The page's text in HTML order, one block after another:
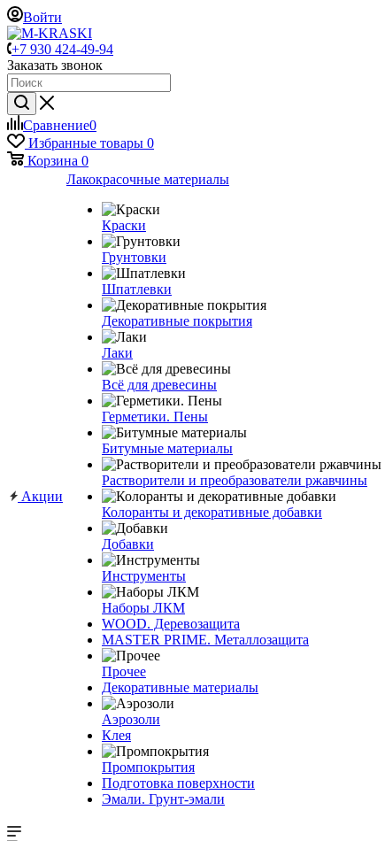
Войти
+7 930 424-49-94
Заказать звонок
Сравнение0
Избранные товары 0
Корзина 0
Акции
Лакокрасочные материалы
Краски
Грунтовки
Шпатлевки
Декоративные покрытия
Лаки
Всё для древесины
Герметики. Пены
Битумные материалы
Растворители и преобразователи ржавчины
Колоранты и декоративные добавки
Добавки
Инструменты
Наборы ЛКМ
WOOD. Деревозащита
MASTER PRIME. Металлозащита
Прочее
Декоративные материалы
Аэрозоли
Клея
Промпокрытия
Подготовка поверхности
Эмали. Грунт-эмали